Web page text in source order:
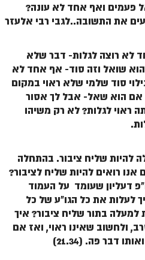
פעמים ואף אחד לא עונה?
את התשובה..לגבי רבי אלעזר
לא רוצה לגלות- דבר שלא
הוא שואל וזה סוד- אף אחד לא
סוד שלמי שלא ראוי במקום
אם הוא שאל- אבל לך אסור
ראוי לגלות? לא רק משיהו
להיות שליח ציבור. בהתחלה
רואים להיות שליח לציבור?
דעליון שעומד על העמוד
לעלות את כל הגו"ע של כל
למעלה בתור שליח ציבור? איך
ולחשוב שאינו ראוי, ואז אם
דבר פה. (21.34)